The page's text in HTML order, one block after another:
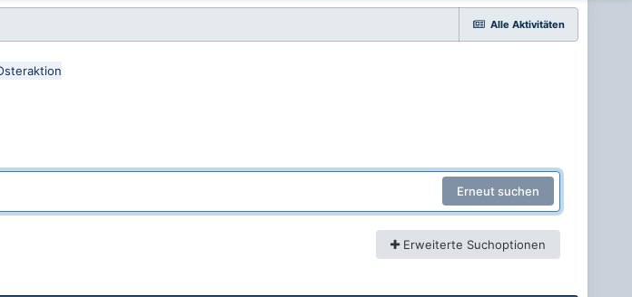
Alle Aktivitäten
Erneut suchen
Erweiterte Suchoptionen